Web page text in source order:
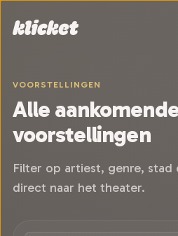
VOORSTELLINGEN
Alle
voorstellingen
Filter op artiest, genre, stad
direct naar het theater.